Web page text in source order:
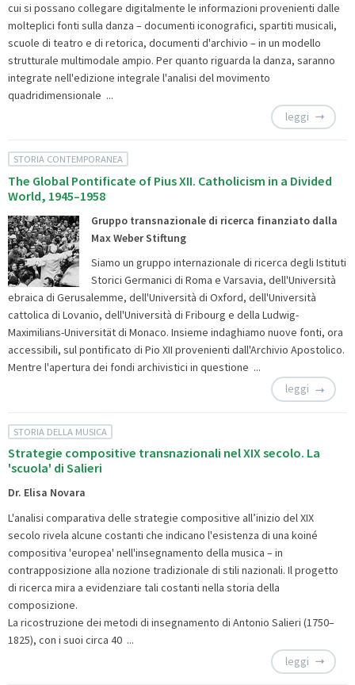
cui si possano collegare digitalmente le informazioni provenienti dalle
molteplici fonti sulla danza – documenti iconografici, spartiti musicali,
scuole di teatro e di retorica, documenti d'archivio – in un modello
strutturale multimodale ampio. Per quanto riguarda la danza, saranno
integrate nell'edizione integrale l'analisi del movimento
quadridimensionale ...
leggi
STORIA CONTEMPORANEA
The Global Pontificate of Pius XII. Catholicism in a Divided
World, 1945–1958
Gruppo transnazionale di ricerca finanziato dalla
Max Weber Stiftung
Siamo un gruppo internazionale di ricerca degli Istituti
Storici Germanici di Roma e Varsavia, dell'Università
ebraica di Gerusalemme, dell'Università di Oxford, dell'Università
cattolica di Lovanio, dell'Università di Fribourg e della Ludwig-
Maximilians-Universität di Monaco. Insieme indaghiamo nuove fonti, ora
accessibili, sul pontificato di Pio XII provenienti dall'Archivio Apostolico.
Mentre l'apertura dei fondi archivistici in questione ...
leggi
STORIA DELLA MUSICA
Strategie compositive transnazionali nel XIX secolo. La
'scuola' di Salieri
Dr. Elisa Novara
L'analisi comparativa delle strategie compositive all’inizio del XIX
secolo rivela alcune costanti che indicano l'esistenza di una koiné
compositiva 'europea' nell'insegnamento della musica – in
contrapposizione alla nozione tradizionale di stili nazionali. Il progetto
di ricerca mira a evidenziare tali costanti nella storia della
composizione.
La ricostruzione dei metodi di insegnamento di Antonio Salieri (1750–
1825), con i suoi circa 40 ...
leggi